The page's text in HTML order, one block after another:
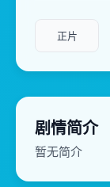
正片
剧情简介
暂无简介